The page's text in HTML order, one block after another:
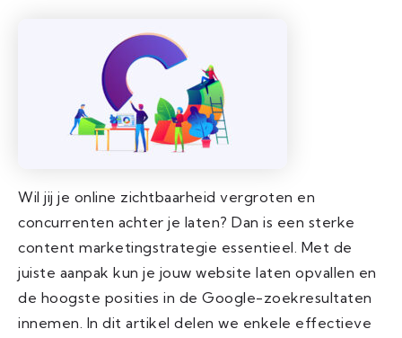
Wil jij je online zichtbaarheid vergroten en
concurrenten achter je laten? Dan is een sterke
content marketingstrategie essentieel. Met de
juiste aanpak kun je jouw website laten opvallen en
de hoogste posities in de Google-zoekresultaten
innemen. In dit artikel delen we enkele effectieve